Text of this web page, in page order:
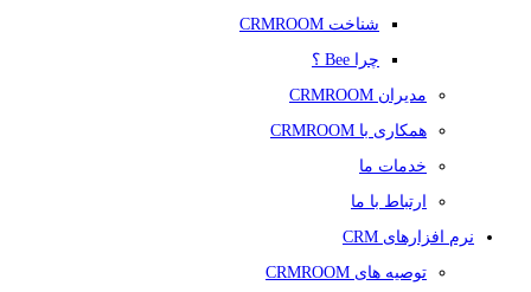
شناخت CRMROOM
چرا Bee ؟
مدیران CRMROOM
همکاری با CRMROOM
خدمات ما
ارتباط با ما
نرم افزارهای CRM
توصیه های CRMROOM